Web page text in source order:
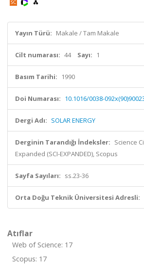
Yayın Türü: Makale / Tam Makale
Cilt numarası: 44 Sayı: 1
Basım Tarihi: 1990
Doi Numarası: 10.1016/0038-
Dergi Adı: SOLAR ENERGY
Derginin Tarandığı İndeksler: Science
Expanded (SCI-EXPANDED), Scopus
Sayfa Sayıları: ss.23-36
Orta Doğu Teknik Üniversitesi Adresli:
Atıflar
Web of Science: 17
Scopus: 17